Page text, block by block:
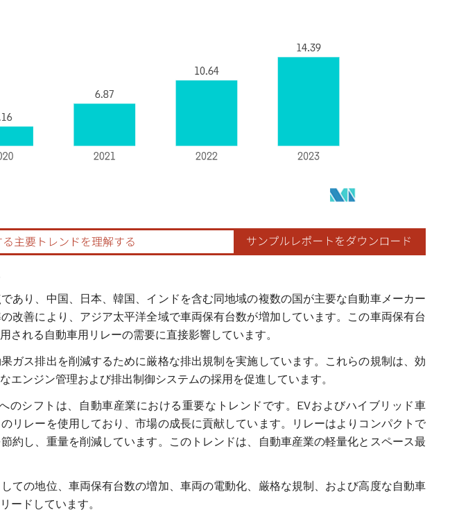
必要です。
あり、中国、日本、韓国、インドを含む同地域の複数の国が主要な自動車メーカー
改善により、アジア太平洋全域で車両保有台数が増加しています。この車両保有台
される自動車用リレーの需要に直接影響しています。
ガス排出を削減するために厳格な排出規制を実施しています。これらの規制は、効
エンジン管理および排出制御システムの採用を促進しています。
のシフトは、自動車産業における重要なトレンドです。EVおよびハイブリッド車
リレーを使用しており、市場の成長に貢献しています。リレーはよりコンパクトで
約し、重量を削減しています。このトレンドは、自動車産業の軽量化とスペース最
ての地位、車両保有台数の増加、車両の電動化、厳格な規制、および高度な自動車
ードしています。